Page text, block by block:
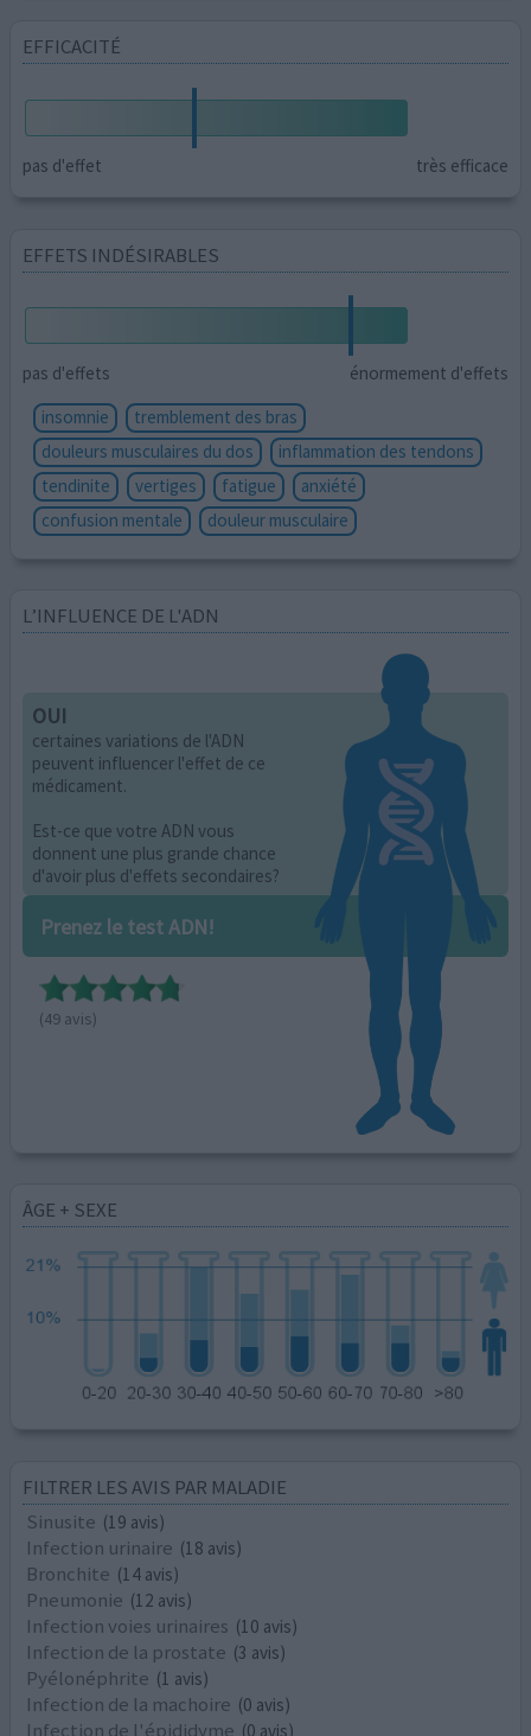
EFFICACITÉ
pas d'effet très efficace
EFFETS INDÉSIRABLES
pas d'effets
énormement d'effets
insomnie
tremblement des bras
douleurs musculaires du dos
inflammation des tendons
tendinite
vertiges fatigue
anxiété
confusion mentale
douleur musculaire
L’INFLUENCE DE L'ADN
OUI
certaines variations de l'ADN
peuvent influencer l'effet de ce
médicament.
Est-ce que votre ADN vous
donnent une plus grande chance
d'avoir plus d'effets secondaires?
Prenez le test ADN!
(49 avis)
ÂGE + SEXE
FILTRER LES AVIS PAR MALADIE
Sinusite (19 avis)
Infection urinaire (18 avis)
Bronchite (14 avis)
Pneumonie (12 avis)
Infection voies urinaires (10 avis)
Infection de la prostate (3 avis)
Pyélonéphrite (1 avis)
Infection de la machoire (0 avis)
Infection de l'épididyme (0 avis)